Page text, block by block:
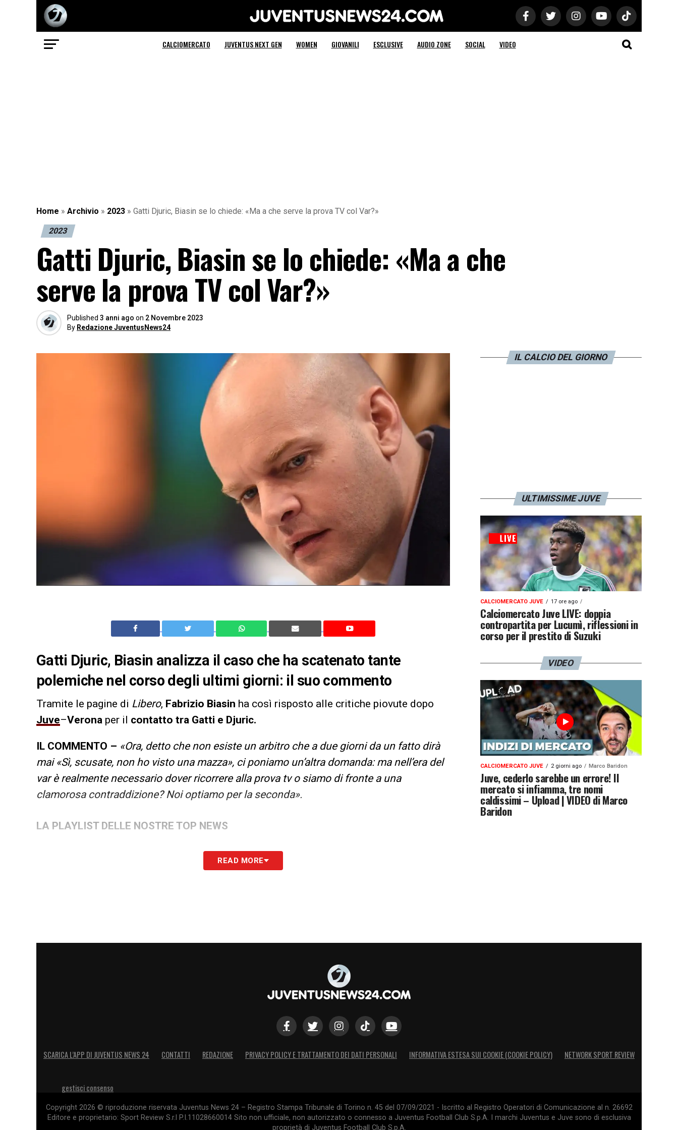
Juventus News 24
CALCIOMERCATO JUVENTUS NEXT GEN WOMEN GIOVANILI ESCLUSIVE AUDIO ZONE SOCIAL VIDEO
Home » Archivio » 2023 » Gatti Djuric, Biasin se lo chiede: «Ma a che serve la prova TV col Var?»
2023
Gatti Djuric, Biasin se lo chiede: «Ma a che
serve la prova TV col Var?»
Published 3 anni ago on 2 Novembre 2023
By Redazione JuventusNews24
Gatti Djuric, Biasin analizza il caso che ha scatenato tante
polemiche nel corso degli ultimi giorni: il suo commento
Tramite le pagine di Libero, Fabrizio Biasin ha così risposto alle critiche piovute dopo
Juve–Verona per il contatto tra Gatti e Djuric.
IL COMMENTO – «Ora, detto che non esiste un arbitro che a due giorni da un fatto dirà
mai «Sì, scusate, non ho visto una mazza», ci poniamo un’altra domanda: ma nell’era del
var è realmente necessario dover ricorrere alla prova tv o siamo di fronte a una
clamorosa contraddizione? Noi optiamo per la seconda».
LA PLAYLIST DELLE NOSTRE TOP NEWS
READ MORE
IL CALCIO DEL GIORNO
ULTIMISSIME JUVE
CALCIOMERCATO JUVE 17 ore ago
Calciomercato Juve LIVE: doppia
contropartita per Lucumì, riflessioni in
corso per il prestito di Suzuki
VIDEO
CALCIOMERCATO JUVE 2 giorni ago Marco Baridon
Juve, cederlo sarebbe un errore! Il
mercato si infiamma, tre nomi
caldissimi – Upload | VIDEO di Marco
Baridon
SCARICA L’APP DI JUVENTUS NEWS 24 CONTATTI REDAZIONE PRIVACY POLICY E TRATTAMENTO DEI DATI PERSONALI INFORMATIVA ESTESA SUI COOKIE (COOKIE POLICY) NETWORK SPORT REVIEW
gestisci consenso
Copyright 2026 © riproduzione riservata Juventus News 24 – Registro Stampa Tribunale di Torino n. 45 del 07/09/2021 - Iscritto al Registro Operatori di Comunicazione al n. 26692
Editore e proprietario: Sport Review S.r.l P.I.11028660014 Sito non ufficiale, non autorizzato o connesso a Juventus Football Club S.p.A. I marchi Juventus e Juve sono di esclusiva
proprietà di Juventus Football Club S.p.A.